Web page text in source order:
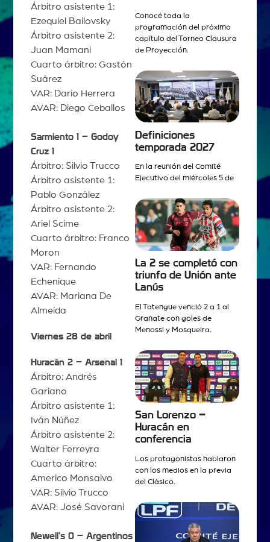
Árbitro asistente 1:
Ezequiel Bailovsky
Árbitro asistente 2:
Juan Mamani
Cuarto árbitro: Gastón
Suárez
VAR: Darío Herrera
AVAR: Diego Ceballos
Sarmiento 1 – Godoy
Cruz 1
Árbitro: Silvio Trucco
Árbitro asistente 1:
Pablo González
Árbitro asistente 2:
Ariel Scime
Cuarto árbitro: Franco
Moron
VAR: Fernando
Echenique
AVAR: Mariana De
Almeida
Viernes 28 de abril
Huracán 2 – Arsenal 1
Árbitro: Andrés
Gariano
Árbitro asistente 1:
Iván Núñez
Árbitro asistente 2:
Walter Ferreyra
Cuarto árbitro:
Americo Monsalvo
VAR: Silvio Trucco
AVAR: José Savorani
Newell’s 0 – Argentinos
Conocé toda la
programación del próximo
capítulo del Torneo Clausura
de Proyección.
Definiciones
temporada 2027
En la reunión del Comité
Ejecutivo del miércoles 5 de
La 2 se completó con
triunfo de Unión ante
Lanús
El Tatengue venció 2 a 1 al
Granate con goles de
Menossi y Mosqueira.
San Lorenzo –
Huracán en
conferencia
Los protagonistas hablaron
con los medios en la previa
del Clásico.